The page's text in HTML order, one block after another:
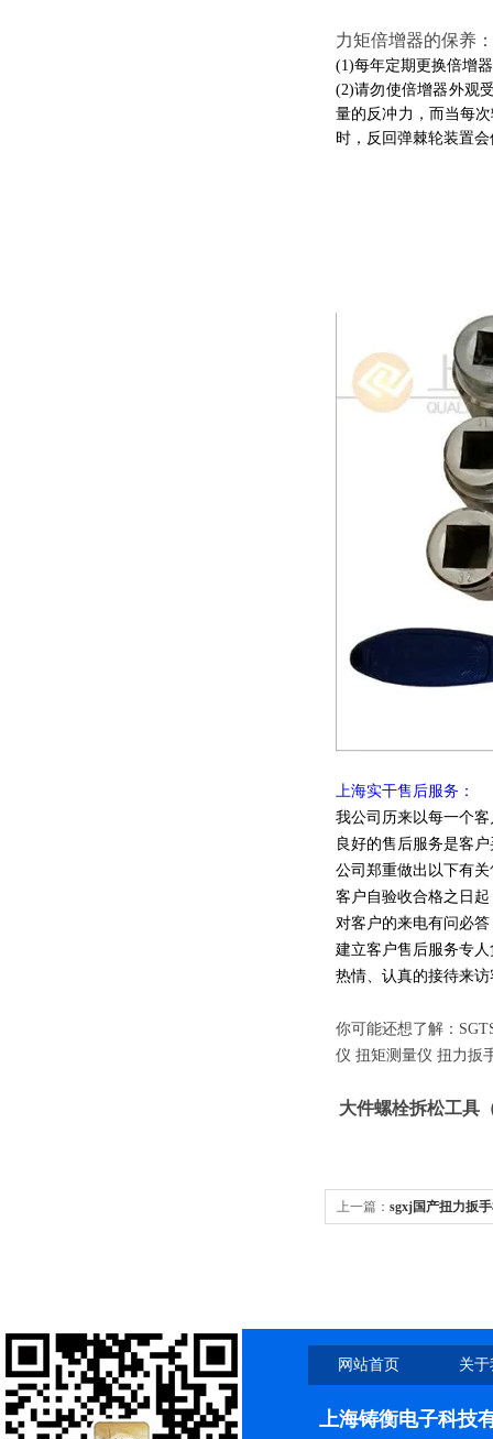
力矩倍增器的保养：
(1)每年定期更换倍增
(2)请勿使倍增器外观
量的反冲力，而当每
时，反回弹棘轮装置
上海实干售后服务：
我公司历来以每一个
良好的售后服务是客
公司郑重做出以下有
客户自验收合格之日
对客户的来电有问必
建立客户售后服务专
热情、认真的接待来
你可能还想了解：
仪 扭矩测量仪 扭力扳
大件螺栓拆松工具
上一篇： sgxj国产扭力扳
网站首页 关
上海铸衡电子科技